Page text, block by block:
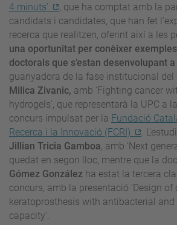
4 minuts'
, que ha comptat amb la
candidats i candidates, que han fet
recerca que realitzen, oferint així a les
una oportunitat per conèixer
doctorals que s’estan desenvolupant a
guanyadora de la fase institucional
Milica Zivanic, amb 'Fighting cancer
hydrogels', que representarà la UPC a
concurs impulsat per la Fundació
Recerca i la Innovació (FCRI)
.
Jillian Tricia Gamboa, amb 'Next
quedat en segon lloc, mentre que la
Gómez González ha estat la tercera
concurs, amb la presentació 'Design of
keratoprosthesis with antibacterial
capacity'.